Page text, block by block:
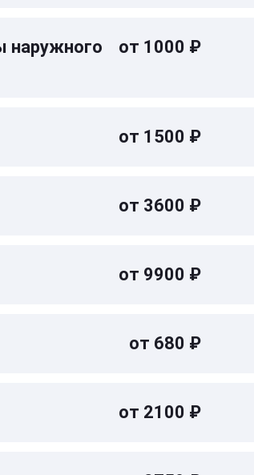
наружного
от 1000 ₽
от 1500 ₽
от 3600 ₽
от 9900 ₽
от 680 ₽
от 2100 ₽